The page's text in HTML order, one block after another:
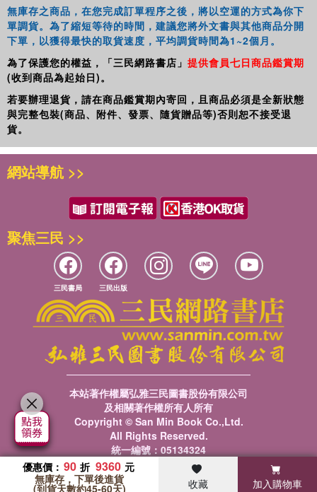
無庫存之商品，在您完成訂單程序之後，將以空運的方式為你下
單調貨。為了縮短等待的時間，建議您將外文書與其他商品分開
下單，以獲得最快的取貨速度，平均調貨時間為1~2個月。
為了保護您的權益，「三民網路書店」 提供會員七日商品鑑賞期
(收到商品為起始日)。
若要辦理退貨，請在商品鑑賞期內寄回，且商品必須是全新狀態
與完整包裝(商品、附件、發票、隨貨贈品等)否則恕不接受退
貨。
優惠價： 90 9360
無庫存，下單後進貨
(到貨天數約45-60天) 收藏 加入購物車
暢銷榜 客服中心 瀏覽紀錄 會員專區
網站導航 >>
聚焦三民 >>
三民書局 三民出版
本站著作權屬弘雅三民圖書股份有限公司
及相關著作權所有人所有
Copyright © San Min Book Co.,Ltd.
All Rights Reserved.
統一編號：05134324